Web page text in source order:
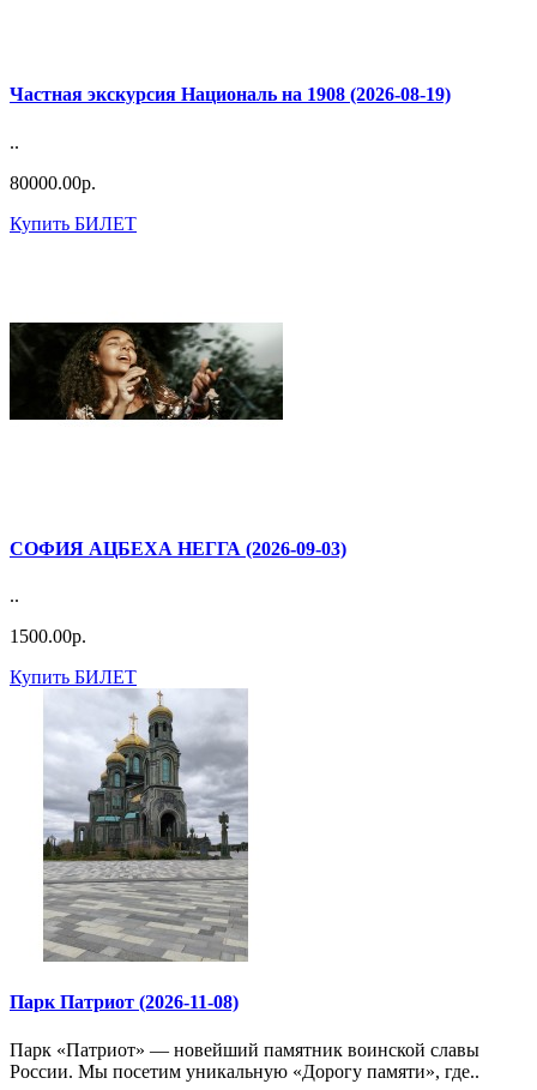
Частная экскурсия Националь на 1908 (2026-08-19)
..
80000.00р.
Купить БИЛЕТ
СОФИЯ АЦБЕХА НЕГГА (2026-09-03)
..
1500.00р.
Купить БИЛЕТ
Парк Патриот (2026-11-08)
Парк «Патриот» — новейший памятник воинской славы
России. Мы посетим уникальную «Дорогу памяти», где..